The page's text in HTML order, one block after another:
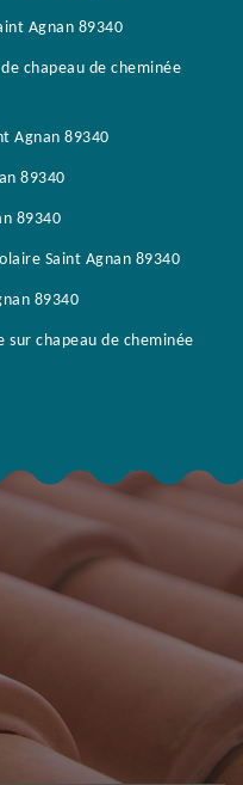
Agnan 89340
chapeau de cheminée
Agnan 89340
89340
89340
Saint Agnan 89340
89340
sur chapeau de cheminée